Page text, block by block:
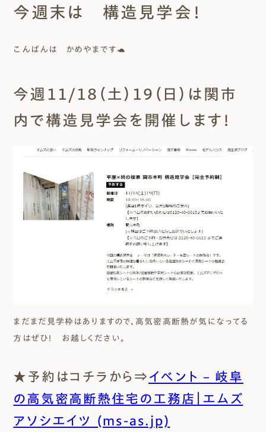
0120-40-6613
モデルハウスを見る
今週末は 構造見学会！
こんばんは かめやまです🐢
今週１１/１８（土）１９（日）は関市
内で構造見学会を開催します！
まだまだ見学枠はありますので、高気密高断熱が気になってる
方はぜひ！ お越しください。
★予約はコチラから⇒ イベント – 岐阜
の高気密高断熱住宅の工務店｜エムズ
アソシエイツ (ms-as.jp)